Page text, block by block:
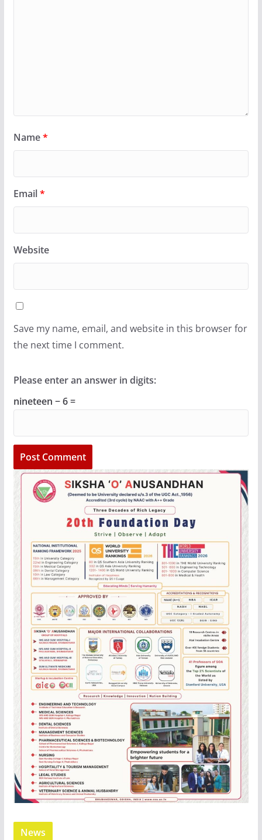
Name*
Email*
Website
Save my name, email, and website in this browser for
the next time I comment.
Please enter an answer in digits:
nineteen − 6 =
News